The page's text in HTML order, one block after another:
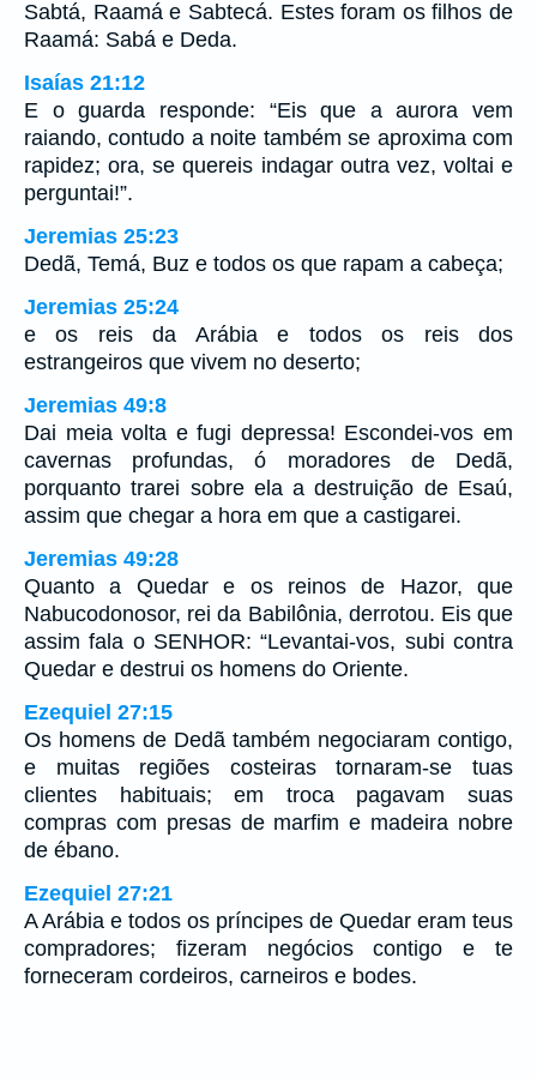
Sabtá, Raamá e Sabtecá. Estes foram os filhos de
Raamá: Sabá e Deda.
Isaías 21:12
E o guarda responde: “Eis que a aurora vem
raiando, contudo a noite também se aproxima com
rapidez; ora, se quereis indagar outra vez, voltai e
perguntai!”.
Jeremias 25:23
Dedã, Temá, Buz e todos os que rapam a cabeça;
Jeremias 25:24
e os reis da Arábia e todos os reis dos
estrangeiros que vivem no deserto;
Jeremias 49:8
Dai meia volta e fugi depressa! Escondei-vos em
cavernas profundas, ó moradores de Dedã,
porquanto trarei sobre ela a destruição de Esaú,
assim que chegar a hora em que a castigarei.
Jeremias 49:28
Quanto a Quedar e os reinos de Hazor, que
Nabucodonosor, rei da Babilônia, derrotou. Eis que
assim fala o SENHOR: “Levantai-vos, subi contra
Quedar e destrui os homens do Oriente.
Ezequiel 27:15
Os homens de Dedã também negociaram contigo,
e muitas regiões costeiras tornaram-se tuas
clientes habituais; em troca pagavam suas
compras com presas de marfim e madeira nobre
de ébano.
Ezequiel 27:21
A Arábia e todos os príncipes de Quedar eram teus
compradores; fizeram negócios contigo e te
forneceram cordeiros, carneiros e bodes.